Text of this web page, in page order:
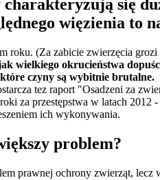
się
więzienia to
roku. (Za zabicie zwierzęcia
wielkiego okrucieństwa
czyny są wybitnie brutalne.
tez raport "Osadzeni za
za przestępstwa w latach 2012
ich wykonywania.
problem?
prawnej ochrony zwierząt,